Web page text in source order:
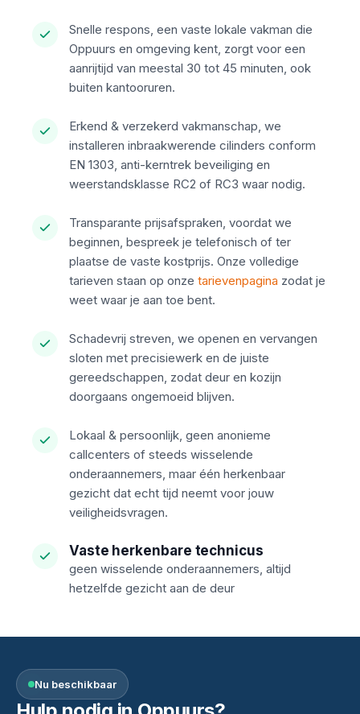
Snelle respons, een vaste lokale vakman die
Oppuurs en omgeving kent, zorgt voor een
aanrijtijd van meestal 30 tot 45 minuten, ook
buiten kantooruren.
Erkend & verzekerd vakmanschap, we
installeren inbraakwerende cilinders conform
EN 1303, anti-kerntrek beveiliging en
weerstandsklasse RC2 of RC3 waar nodig.
Transparante prijsafspraken, voordat we
beginnen, bespreek je telefonisch of ter
plaatse de vaste kostprijs. Onze volledige
tarieven staan op onze tarievenpagina zodat je
weet waar je aan toe bent.
Schadevrij streven, we openen en vervangen
sloten met precisiewerk en de juiste
gereedschappen, zodat deur en kozijn
doorgaans ongemoeid blijven.
Lokaal & persoonlijk, geen anonieme
callcenters of steeds wisselende
onderaannemers, maar één herkenbaar
gezicht dat echt tijd neemt voor jouw
veiligheidsvragen.
Vaste herkenbare technicus
geen wisselende onderaannemers, altijd
hetzelfde gezicht aan de deur
Nu beschikbaar